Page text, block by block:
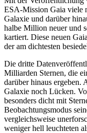
ESA-Mission Gaia viele
Galaxie und darüber
halbe Million neuer und
kartiert. Diese neuen
der am dichtesten
Die dritte
Milliarden Sternen, die
darüber hinaus ergeben.
Galaxie noch Lücken.
besonders dicht mit
Beobachtungsmodus
vergleichsweise
weniger hell leuchteten